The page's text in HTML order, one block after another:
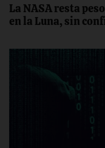
La NASA resta
en la Luna, sin